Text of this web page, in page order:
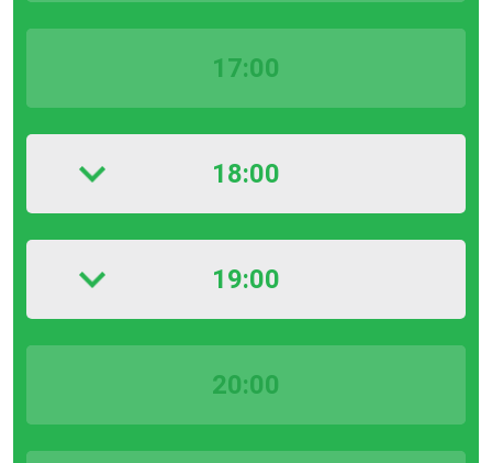
17:00
18:00
19:00
20:00